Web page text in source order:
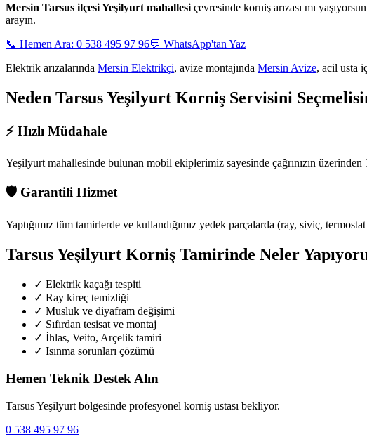
Mersin Tarsus ilçesi Yeşilyurt mahallesi çevresinde korniş arızası mı
arayın.
📞 Hemen Ara: 0 538 495 97 96💬 WhatsApp'tan Yaz
Elektrik arızalarında Mersin Elektrikçi, avize montajında Mersin Avize, acil usta
Neden Tarsus Yeşilyurt Korniş Servisini
⚡ Hızlı Müdahale
Yeşilyurt mahallesinde bulunan mobil ekiplerimiz sayesinde çağrınızın üzerinden
🛡️ Garantili Hizmet
Yaptığımız tüm tamirlerde ve kullandığımız yedek parçalarda (ray, siviç,
Tarsus Yeşilyurt Korniş Tamirinde Neler
✓ Elektrik kaçağı tespiti
✓ Ray kireç temizliği
✓ Musluk ve diyafram değişimi
✓ Sıfırdan tesisat ve montaj
✓ İhlas, Veito, Arçelik tamiri
✓ Isınma sorunları çözümü
Hemen Teknik Destek Alın
Tarsus Yeşilyurt bölgesinde profesyonel korniş ustası bekliyor.
0 538 495 97 96